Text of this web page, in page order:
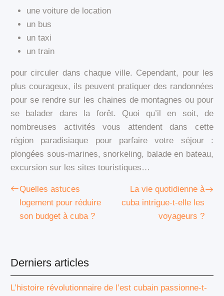
une voiture de location
un bus
un taxi
un train
pour circuler dans chaque ville. Cependant, pour les
plus courageux, ils peuvent pratiquer des randonnées
pour se rendre sur les chaines de montagnes ou pour
se balader dans la forêt. Quoi qu’il en soit, de
nombreuses activités vous attendent dans cette
région paradisiaque pour parfaire votre séjour :
plongées sous-marines, snorkeling, balade en bateau,
excursion sur les sites touristiques…
Quelles astuces
logement pour réduire
son budget à cuba ?
La vie quotidienne à
cuba intrigue-t-elle les
voyageurs ?
Derniers articles
L’histoire révolutionnaire de l’est cubain passionne-t-